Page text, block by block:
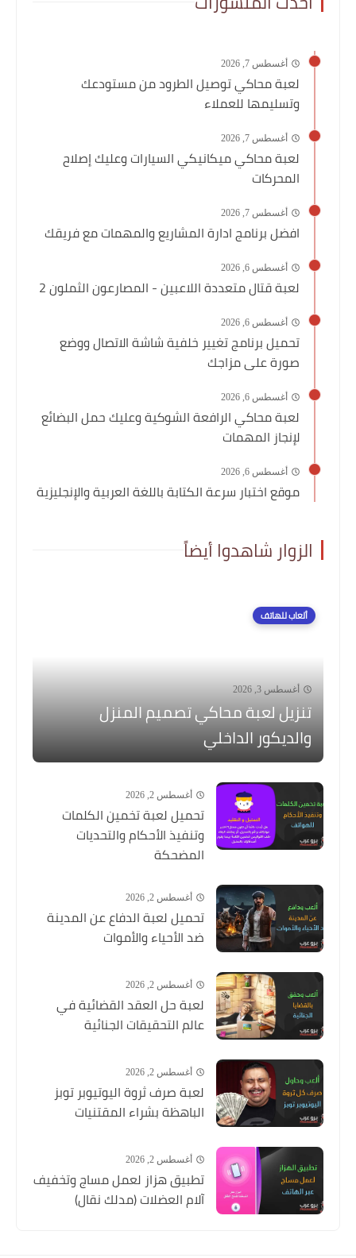
أغسطس 7, 2026
لعبة محاكي توصيل الطرود من مستودعك
وتسليمها للعملاء
أغسطس 7, 2026
لعبة محاكي ميكانيكي السيارات وعليك إصلاح
المحركات
أغسطس 7, 2026
افضل برنامج ادارة المشاريع والمهمات مع فريقك
أغسطس 6, 2026
لعبة قتال متعددة اللاعبين - المصارعون الثملون 2
أغسطس 6, 2026
تحميل برنامج تغيير خلفية شاشة الاتصال ووضع
صورة على مزاجك
أغسطس 6, 2026
لعبة محاكي الرافعة الشوكية وعليك حمل البضائع
لإنجاز المهمات
أغسطس 6, 2026
موقع اختبار سرعة الكتابة باللغة العربية والإنجليزية
الزوار شاهدوا أيضاً
ألعاب للهاتف
أغسطس 3, 2026
تنزيل لعبة محاكي تصميم المنزل
والديكور الداخلي
أغسطس 2, 2026
تحميل لعبة تخمين الكلمات
وتنفيذ الأحكام والتحديات
المضحكة
أغسطس 2, 2026
تحميل لعبة الدفاع عن المدينة
ضد الأحياء والأموات
أغسطس 2, 2026
لعبة حل العقد القضائية في
عالم التحقيقات الجنائية
أغسطس 2, 2026
لعبة صرف ثروة اليوتيوبر توبز
الباهظة بشراء المقتنيات
أغسطس 2, 2026
تطبيق هزاز لعمل مساج وتخفيف
آلام العضلات (مدلك نقال)